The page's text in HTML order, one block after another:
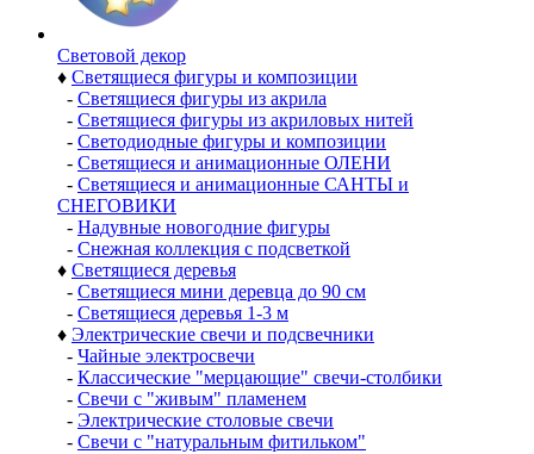
Световой декор
♦ Светящиеся фигуры и композиции
- Светящиеся фигуры из акрила
- Светящиеся фигуры из акриловых нитей
- Светодиодные фигуры и композиции
- Светящиеся и анимационные ОЛЕНИ
- Светящиеся и анимационные САНТЫ и
СНЕГОВИКИ
- Надувные новогодние фигуры
- Снежная коллекция с подсветкой
♦ Светящиеся деревья
- Светящиеся мини деревца до 90 см
- Светящиеся деревья 1-3 м
♦ Электрические свечи и подсвечники
- Чайные электросвечи
- Классические "мерцающие" свечи-столбики
- Свечи с "живым" пламенем
- Электрические столовые свечи
- Свечи с "натуральным фитильком"